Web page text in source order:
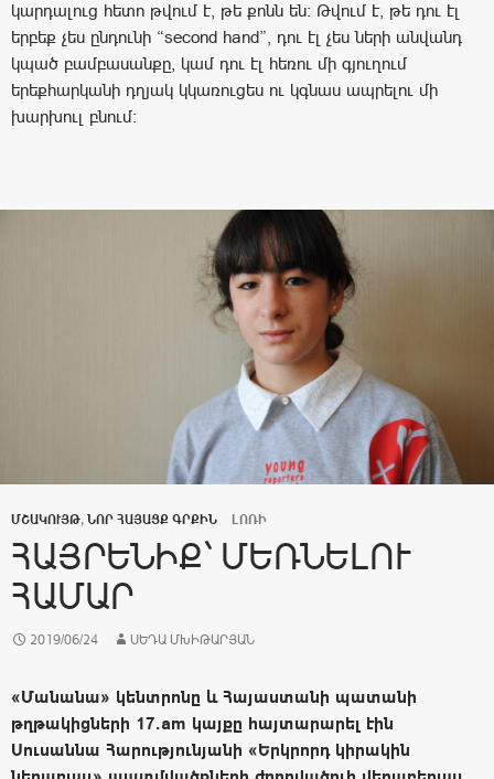
կարդալուց հետո թվում է, թե քոնն են։ Թվում է, թե դու էլ
երբեք չես ընդունի “second hand”, դու էլ չես ների անվանդ
կպած բամբասանքը, կամ դու էլ հեռու մի գյուղում
երեքհարկանի դղյակ կկառուցես ու կգնաս ապրելու մի
խարխուլ բնում։
ՄՇԱԿՈՒՅԹ, ՆՈՐ ՀԱՅԱՑՔ ԳՐՔԻՆ ԼՈՌԻ
ՀԱՅՐԵՆԻՔ` ՄԵՌՆԵԼՈՒ
ՀԱՄԱՐ
2019/06/24 ՍԵԴԱ ՄԽԻԹԱՐՅԱՆ
«Մանանա» կենտրոնը և Հայաստանի պատանի
թղթակիցների 17.am կայքը հայտարարել էին
Սուսաննա Հարությունյանի «Երկրորդ կիրակին